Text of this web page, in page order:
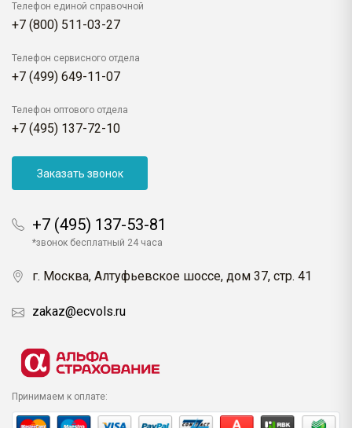
Телефон единой справочной
+7 (800) 511-03-27
Телефон сервисного отдела
+7 (499) 649-11-07
Телефон оптового отдела
+7 (495) 137-72-10
Заказать звонок
+7 (495) 137-53-81
*звонок бесплатный 24 часа
г. Москва, Алтуфьевское шоссе, дом 37, стр. 41
zakaz@ecvols.ru
Принимаем к оплате: